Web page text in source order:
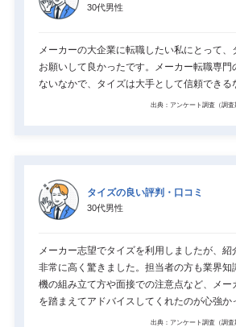
30代男性
メーカーの大企業に転職したい私にとって、
お願いして良かったです。メーカー転職専門
ないなかで、タイズは大手として信頼できる
出典：アンケート調査（調査
タイズの良い評判・口コミ
30代男性
メーカー志望でタイズを利用しましたが、
非常に高く驚きました。担当者の方も業界知
機の組み立て方や面接での注意点など、メー
を踏まえてアドバイスしてくれたのが心強か
出典：アンケート調査（調査